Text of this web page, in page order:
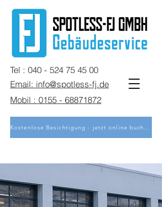
Mobil : 0155 - 68871872
Tel : 040 - 524 75 45 00
Email: info@spotless-fj.de
Kostenlose Besichtigung - jetzt online buchen